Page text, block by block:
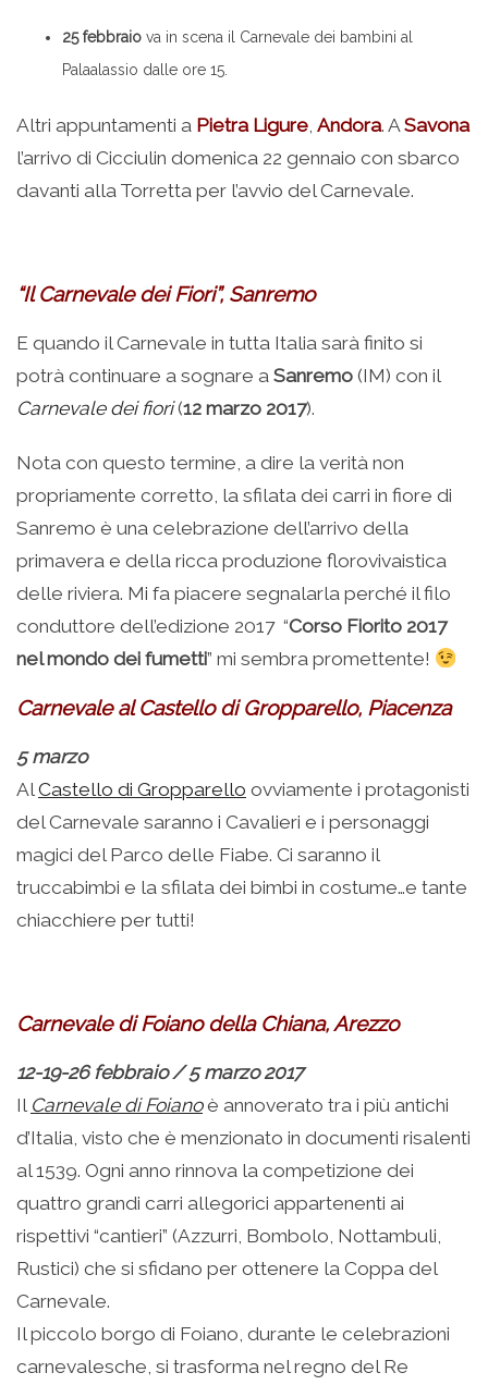
25 febbraio va in scena il Carnevale dei bambini al
Palaalassio dalle ore 15.
Altri appuntamenti a Pietra Ligure, Andora. ASavona
l’arrivo di Cicciulin domenica 22 gennaio con sbarco
davanti alla Torretta per l’avvio del Carnevale.
“Il Carnevale dei Fiori”, Sanremo
E quando il Carnevale in tutta Italia sarà finito si
potrà continuare a sognare a Sanremo (IM) con il
Carnevale dei fiori (12 marzo 2017).
Nota con questo termine, a dire la verità non
propriamente corretto, la sfilata dei carri in fiore di
Sanremo è una celebrazione dell’arrivo della
primavera e della ricca produzione florovivaistica
delle riviera. Mi fa piacere segnalarla perché il filo
conduttore dell’edizione 2017 “Corso Fiorito 2017
nel mondo dei fumetti” mi sembra promettente!
Carnevale al Castello di Gropparello, Piacenza
5 marzo
AlCastello di Gropparello ovviamente i protagonisti
del Carnevale saranno i Cavalieri e i personaggi
magici del Parco delle Fiabe. Ci saranno il
truccabimbi e la sfilata dei bimbi in costume…e tante
chiacchiere per tutti!
Carnevale di Foiano della Chiana, Arezzo
12-19-26 febbraio / 5 marzo 2017
Il Carnevale di Foianoè annoverato tra i più antichi
d’Italia, visto che è menzionato in documenti risalenti
al 1539. Ogni anno rinnova la competizione dei
quattro grandi carri allegorici appartenenti ai
rispettivi “cantieri” (Azzurri, Bombolo, Nottambuli,
Rustici) che si sfidano per ottenere la Coppa del
Carnevale.
Il piccolo borgo di Foiano, durante le celebrazioni
carnevalesche, si trasforma nel regno del Re